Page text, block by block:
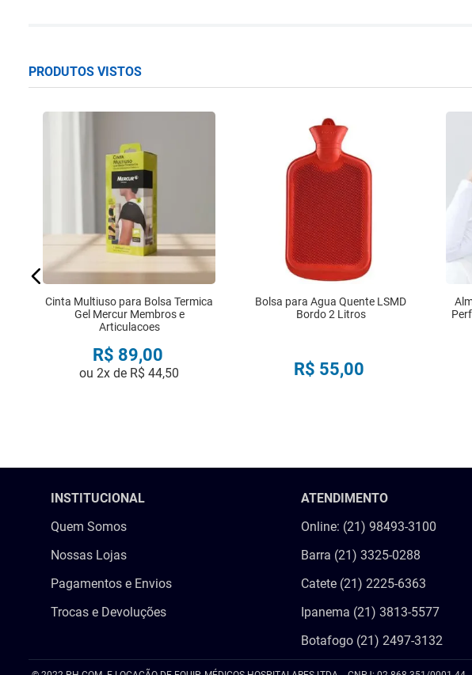
PRODUTOS VISTOS
Cinta Multiuso para Bolsa Termica
Gel Mercur Membros e
Articulacoes
R$ 89,00
ou2x de R$ 44,50
Bolsa para Agua Quente LSMD
Bordo 2 Litros
R$ 55,00
INSTITUCIONAL
Quem Somos
Nossas Lojas
Pagamentos e Envios
Trocas e Devoluções
ATENDIMENTO
Online: (21) 98493-3100
Barra (21) 3325-0288
Catete (21) 2225-6363
Ipanema (21) 3813-5577
Botafogo (21) 2497-3132